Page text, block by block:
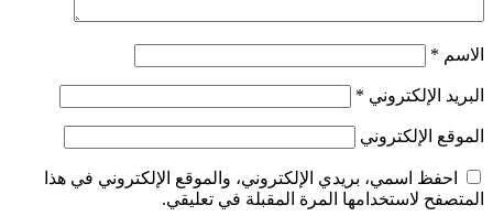
الاسم *
البريد الإلكتروني *
الموقع الإلكتروني
احفظ اسمي، بريدي الإلكتروني، والموقع الإلكتروني في هذا
المتصفح لاستخدامها المرة المقبلة في تعليقي.